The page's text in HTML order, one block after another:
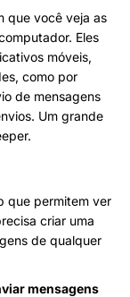
que você veja as
Eles
móveis,
como por
de mensagens
Um grande
que permitem ver
criar uma
de qualquer
mensagens